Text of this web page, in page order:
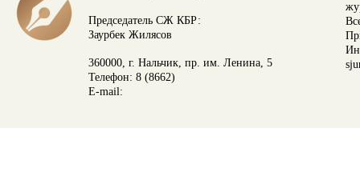
Председатель СЖ КБР:
Заурбек Жилясов
360000, г. Нальчик, пр. им. Ленина, 5
Телефон: 8 (8662)
E-mail: